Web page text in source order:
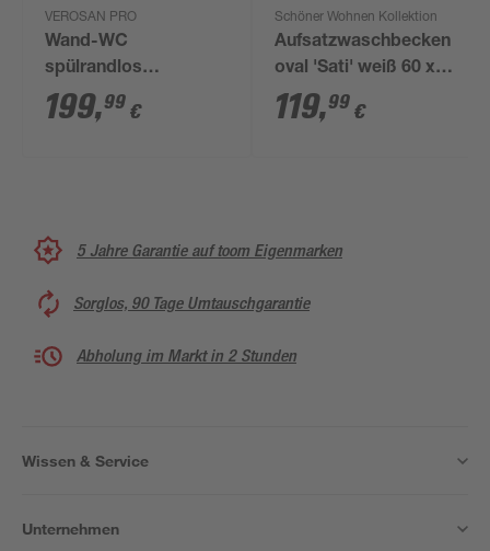
VEROSAN PRO
Wand-WC
spülrandlos
'Barcelona' inklusive
WC-Sitz weiß
199,99 €
Schöner Wohnen Kollektion
Aufsatzwaschbecken
oval 'Sati' weiß 60 x
14.2 x 42 cm
119,99 €
5 Jahre Garantie auf toom Eigenmarken
Sorglos, 90 Tage Umtauschgarantie
Abholung im Markt in 2 Stunden
Wissen & Service
Unternehmen